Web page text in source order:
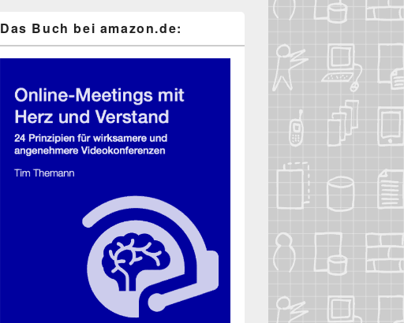
Das Buch bei ama​zon​.de: